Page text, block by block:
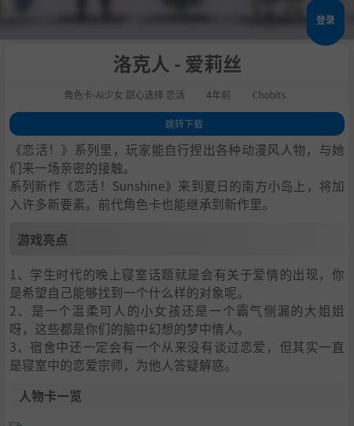
登录
洛克人 - 爱莉丝
角色卡-AI少女 甜心选择 恋活 4年前 Chobits
跳转下载
1.游戏亮点
2.人物卡一览
3.恋活sunshine角色卡MOD安装方法
4.下载地址
《恋活！》系列里，玩家能自行捏出各种动漫风人物，与她
们来一场亲密的接触。
系列新作《恋活！Sunshine》来到夏日的南方小岛上，将加
入许多新要素。前代角色卡也能继承到新作里。
游戏亮点
1、学生时代的晚上寝室话题就是会有关于爱情的出现，你
是希望自己能够找到一个什么样的对象呢。
2、是一个温柔可人的小女孩还是一个霸气侧漏的大姐姐
呀，这些都是你们的脑中幻想的梦中情人。
3、宿舍中还一定会有一个从来没有谈过恋爱，但其实一直
是寝室中的恋爱宗师，为他人答疑解惑。
人物卡一览